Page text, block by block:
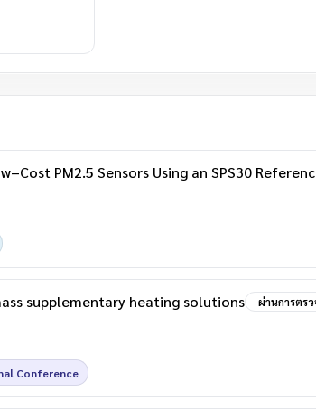
PM2.5 Sensors Using an SPS30
supplementary heating solutions ผ่านการตร
Conference